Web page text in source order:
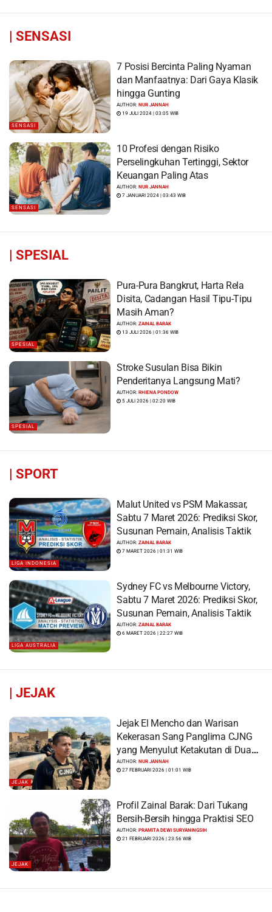
| SENSASI
SENSASI
7 Posisi Bercinta Paling Nyaman
dan Manfaatnya: Dari Gaya Klasik
hingga Gunting
AUTHOR:NUR JANNAH
19 JULI 2024 | 03:05 WIB
SENSASI
10 Profesi dengan Risiko
Perselingkuhan Tertinggi, Sektor
Keuangan Paling Atas
AUTHOR:NUR JANNAH
7 JANUARI 2024 | 03:43 WIB
| SPESIAL
SPESIAL
Pura-Pura Bangkrut, Harta Rela
Disita, Cadangan Hasil Tipu-Tipu
Masih Aman?
AUTHOR:ZAINAL BARAK
13 JULI 2026 | 01:36 WIB
SPESIAL
Stroke Susulan Bisa Bikin
Penderitanya Langsung Mati?
AUTHOR:RHIENA PONDOW
5 JULI 2026 | 02:20 WIB
| SPORT
LIGA INDONESIA
Malut United vs PSM Makassar,
Sabtu 7 Maret 2026: Prediksi Skor,
Susunan Pemain, Analisis Taktik
AUTHOR:ZAINAL BARAK
7 MARET 2026 | 01:31 WIB
LIGA AUSTRALIA
Sydney FC vs Melbourne Victory,
Sabtu 7 Maret 2026: Prediksi Skor,
Susunan Pemain, Analisis Taktik
AUTHOR:ZAINAL BARAK
6 MARET 2026 | 22:27 WIB
| JEJAK
JEJAK
Jejak El Mencho dan Warisan
Kekerasan Sang Panglima CJNG
yang Menyulut Ketakutan di Dua
Benua
AUTHOR:NUR JANNAH
27 FEBRUARI 2026 | 01:01 WIB
JEJAK
Profil Zainal Barak: Dari Tukang
Bersih-Bersih hingga Praktisi SEO
AUTHOR:PRAMITA DEWI SURYANINGSIH
21 FEBRUARI 2026 | 23:56 WIB